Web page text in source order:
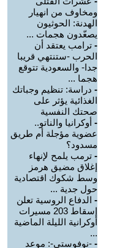
ومخاوف من انهيار
الهدنة: الحوثيون
يصعّدون هجمات ...
- ترامب يعتقد أن
الحرب -ستنتهي قريبا
جدا- والسعودية تتوقع
هجما ...
- دراسة: تنظيم وجباتك
الغذائية يؤثر على
صحتك النفسية
- أوكرانيا والناتو..
عضوية مؤجلة أم طريق
مسدود؟
- ترمب يلمح لإنهاء
إغلاق مضيق هرمز
وسط شكوك اقتصادية
حول جدية ...
- الدفاع الروسية تعلن
إسقاط 203 مسيرات
أوكرانية الليلة الماضية
...
- -نوفوستي-: موعد